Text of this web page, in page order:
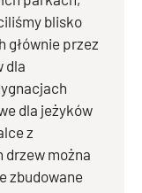
blisko
głównie przez
dla
dla jeżyków
z
drzew można
zbudowane